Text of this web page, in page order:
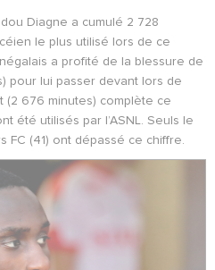
Diagne a cumulé 2 728
le plus utilisé lors de ce
a profité de la blessure de
pour lui passer devant lors de
(2 676 minutes) complète ce
été utilisés par l’ASNL. Seuls le
FC (41) ont dépassé ce chiffre.